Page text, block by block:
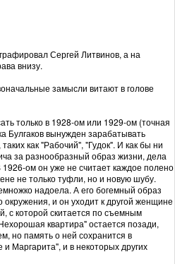
Сергей Литвинов, а на
внизу.
замысли витают в голове
только в 1928-ом или 1929-ом (точная
Булгаков вынужден зарабатывать
как "Рабочий", "Гудок". И как бы ни
за разнообразный образ жизни, дела
ом он уже не считает каждое полено
не только туфли, но и новую шубу.
надоела. А его богемный образ
окружения, и он уходит к другой женщине
с которой скитается по съемным
квартира" остается позади,
но память о ней сохранится в
Маргарита", и в некоторых других